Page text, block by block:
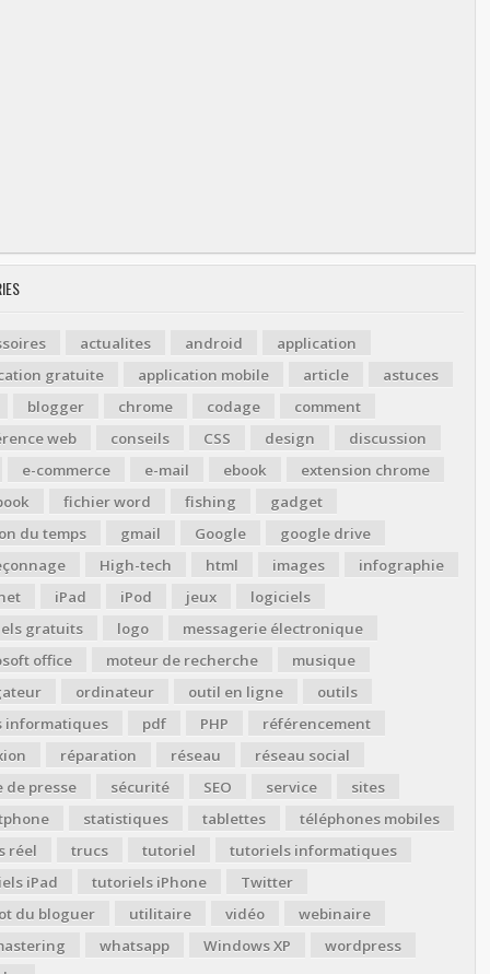
actualites android
application
gratuite
application mobile article
astuces
blogger
chrome codage
comment
web
conseils CSS design
discussion
e-commerce
e-mail ebook
extension chrome
fichier word fishing
gadget
du temps
gmail Google
google drive
High-tech html images
infographie
iPad iPod jeux
logiciels
gratuits
logo
messagerie électronique
office
moteur de recherche
musique
ordinateur outil en ligne
outils
informatiques
pdf PHP
référencement
réparation réseau
réseau social
de presse
sécurité SEO service
sites
statistiques tablettes
téléphones mobiles
réel
trucs tutoriel
tutoriels informatiques
iPad
tutoriels iPhone
Twitter
du bloguer
utilitaire vidéo
webinaire
whatsapp Windows XP
wordpress